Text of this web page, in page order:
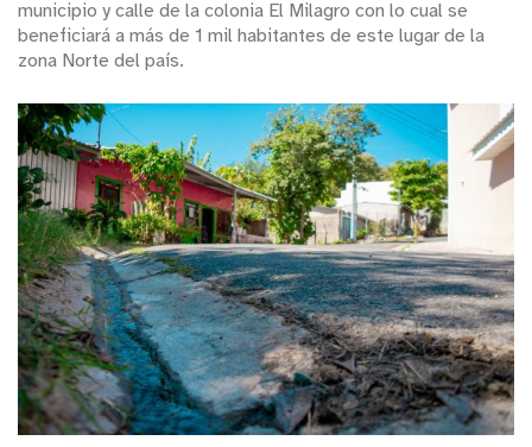
municipio y calle de la colonia El Milagro con lo cual se
beneficiará a más de 1 mil habitantes de este lugar de la
zona Norte del país.